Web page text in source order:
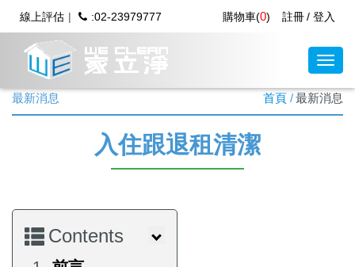
線上評估 :02-23979777 註冊 登入
購物車(0)
最新消息 首頁 最新消息
入住跟退租清潔
Contents